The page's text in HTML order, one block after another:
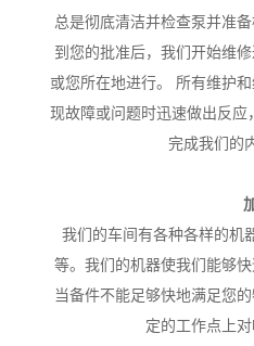
总是彻底清洁并检查泵并准
到您的批准后，我们开始维
或您所在地进行。 所有维护
现故障或问题时迅速做出反
完成我们的
我们的车间有各种各样的机
等。我们的机器使我们能够
当备件不能足够快地满足您
定的工作点上对